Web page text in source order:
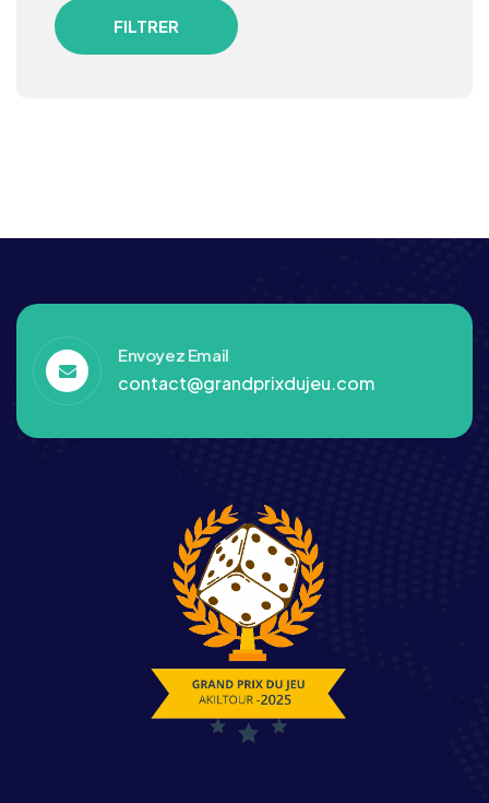
FILTRER
Envoyez Email
contact@grandprixdujeu.com